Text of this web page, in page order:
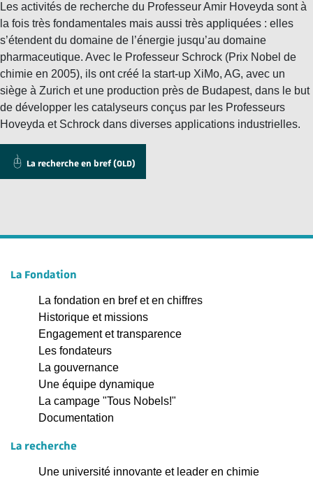
Les activités de recherche du Professeur Amir Hoveyda sont à
la fois très fondamentales mais aussi très appliquées : elles
s’étendent du domaine de l’énergie jusqu’au domaine
pharmaceutique. Avec le Professeur Schrock (Prix Nobel de
chimie en 2005), ils ont créé la start-up XiMo, AG, avec un
siège à Zurich et une production près de Budapest, dans le but
de développer les catalyseurs conçus par les Professeurs
Hoveyda et Schrock dans diverses applications industrielles.
La recherche en bref (OLD)
La Fondation
La fondation en bref et en chiffres
Historique et missions
Engagement et transparence
Les fondateurs
La gouvernance
Une équipe dynamique
La campage "Tous Nobels!"
Documentation
La recherche
Une université innovante et leader en chimie